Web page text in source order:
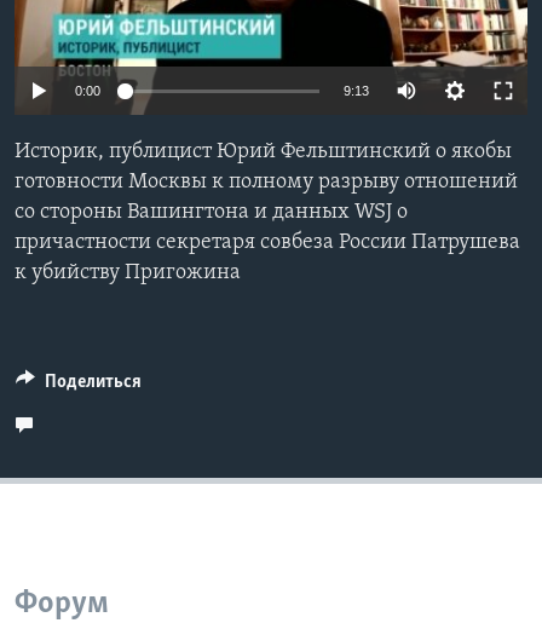
Learning English
СОЦИАЛЬНЫЕ СЕТИ
Языки
0:00 9:13
Историк, публицист Юрий Фельштинский о якобы
готовности Москвы к полному разрыву отношений
со стороны Вашингтона и данных WSJ о
причастности секретаря совбеза России Патрушева
к убийству Пригожина
Поделиться
Форум